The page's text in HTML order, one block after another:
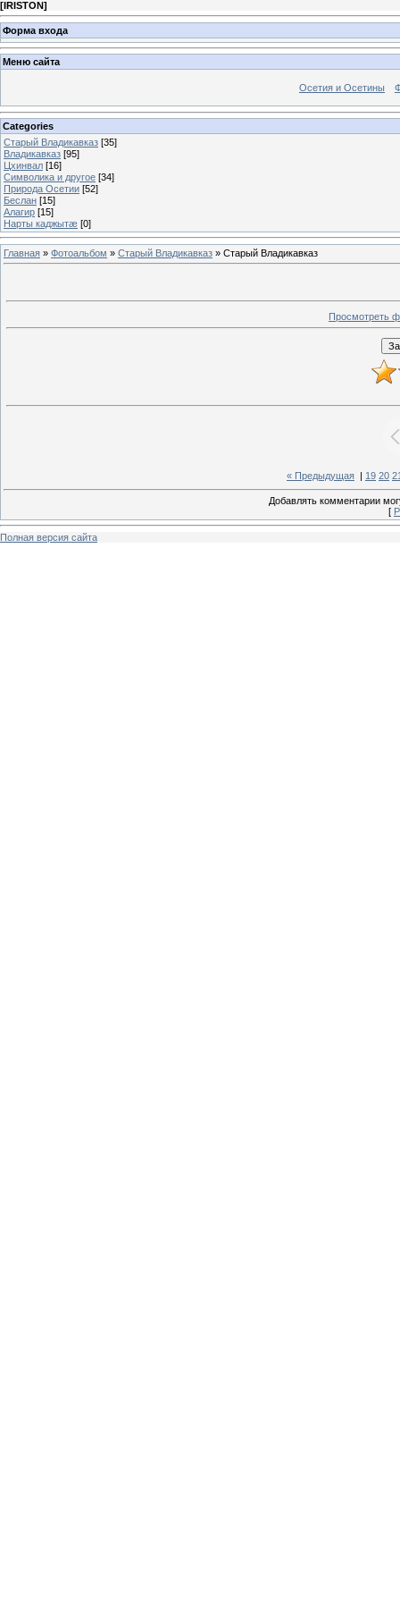
[IRISTON]
Форма входа
Меню сайта
Осетия и Осетины
Categories
Старый Владикавказ [35]
Владикавказ [95]
Цхинвал [16]
Символика и другое [34]
Природа Осетии [52]
Беслан [15]
Алагир [15]
Нарты каджытæ [0]
Главная » Фотоальбом » Старый Владикавказ » Старый Владикавказ
Просмотреть
« Предыдущая 19 20
Добавлять комментарии
[
Полная версия сайта